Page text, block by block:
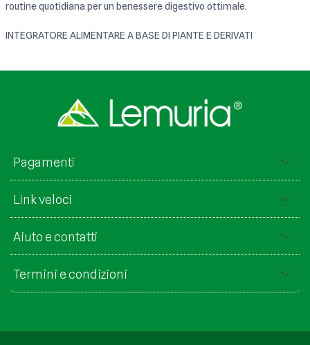
routine quotidiana per un benessere digestivo ottimale.
INTEGRATORE ALIMENTARE A BASE DI PIANTE E DERIVATI
Pagamenti
Link veloci
Aiuto e contatti
Termini e condizioni